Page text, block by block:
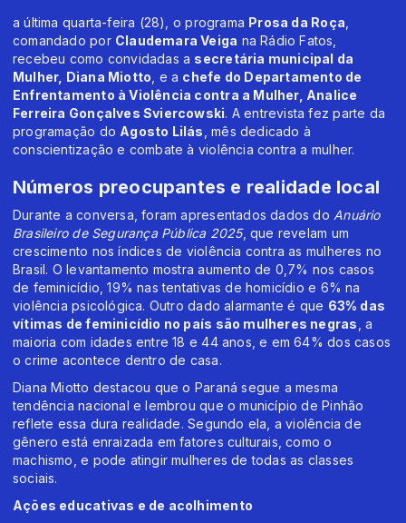
a última quarta-feira (28), o programa Prosa da Roça
comandado por Claudemara Veiga na Rádio Fatos,
recebeu como convidadas a secretária municipal da
Mulher, Diana Miotto , e a chefe do Departamento de
Enfrentamento à Violência contra a Mulher, Analice
Ferreira Gonçalves Sviercowski. A entrevista fez parte da
programação do Agosto Lilás , mês dedicado à
conscientização e combate à violência contra a mulher.
Números preocupantes e realidade local
Durante a conversa, foram apresentados dados do Anuário
Brasileiro de Segurança Pública 2025, que revelam um
crescimento nos índices de violência contra as mulheres no
Brasil. O levantamento mostra aumento de 0,7% nos casos
de feminicídio, 19% nas tentativas de homicídio e 6% na
violência psicológica. Outro dado alarmante é que 63% das
vítimas de feminicídio no país são mulheres negras , a
maioria com idades entre 18 e 44 anos, e em 64% dos casos
o crime acontece dentro de casa.
Diana Miotto destacou que o Paraná segue a mesma
tendência nacional e lembrou que o município de Pinhão
reflete essa dura realidade. Segundo ela, a violência de
gênero está enraizada em fatores culturais, como o
machismo, e pode atingir mulheres de todas as classes
sociais.
Ações educativas e de acolhimento